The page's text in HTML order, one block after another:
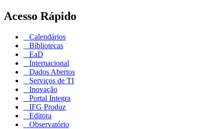
Acesso Rápido
Calendários
Bibliotecas
EaD
Internacional
Dados Abertos
Serviços de TI
Inovação
Portal Integra
IFG Produz
Editora
Observatório